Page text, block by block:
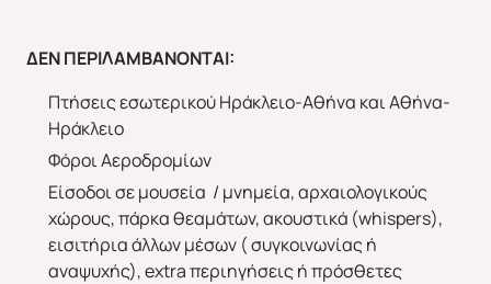
ΔΕΝ ΠΕΡΙΛΑΜΒΑΝΟΝΤΑΙ:
Πτήσεις εσωτερικού Ηράκλειο-Αθήνα και Αθήνα-
Ηράκλειο
Φόροι Αεροδρομίων
Είσοδοι σε μουσεία / μνημεία, αρχαιολογικούς
χώρους, πάρκα θεαμάτων, ακουστικά (whispers),
εισιτήρια άλλων μέσων ( συγκοινωνίας ή
αναψυχής), extra περιηγήσεις ή πρόσθετες